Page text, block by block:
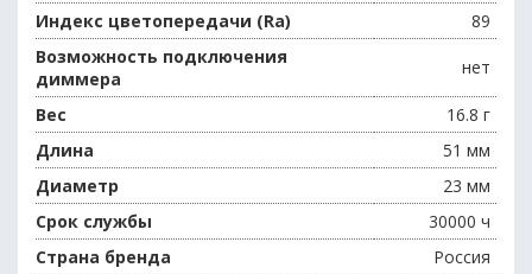
Индекс цветопередачи (Ra)
89
Возможность подключения
диммера
нет
Вес
16.8 г
Длина
51 мм
Диаметр
23 мм
Срок службы
30000 ч
Страна бренда
Россия